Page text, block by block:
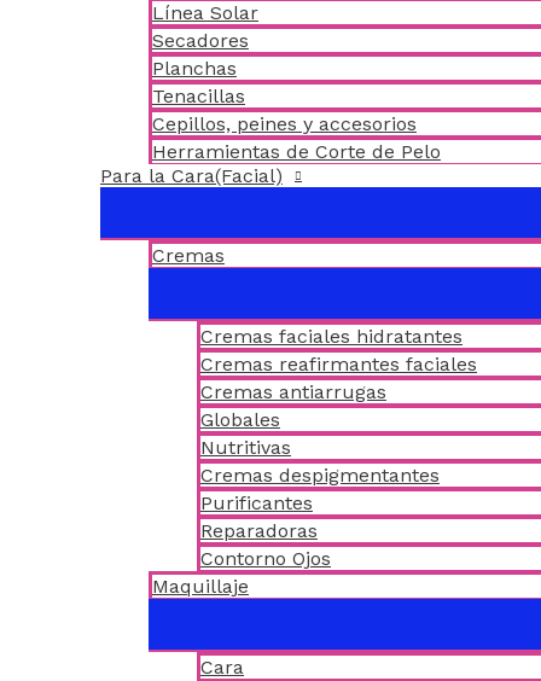
Línea Solar
Secadores
Planchas
Tenacillas
Cepillos, peines y accesorios
Herramientas de Corte de Pelo
Para la Cara(Facial)
Cremas
Cremas faciales hidratantes
Cremas reafirmantes faciales
Cremas antiarrugas
Globales
Nutritivas
Cremas despigmentantes
Purificantes
Reparadoras
Contorno Ojos
Maquillaje
Cara